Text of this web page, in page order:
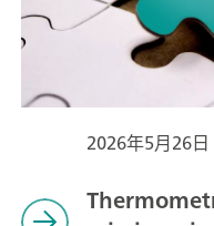
2026年5月26日